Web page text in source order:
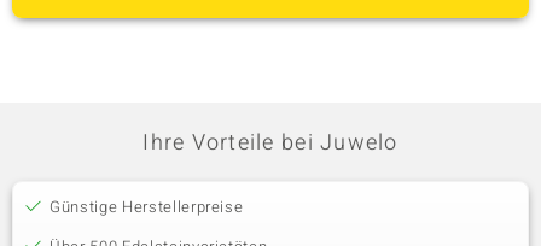
Ihre Vorteile bei Juwelo
Günstige Herstellerpreise